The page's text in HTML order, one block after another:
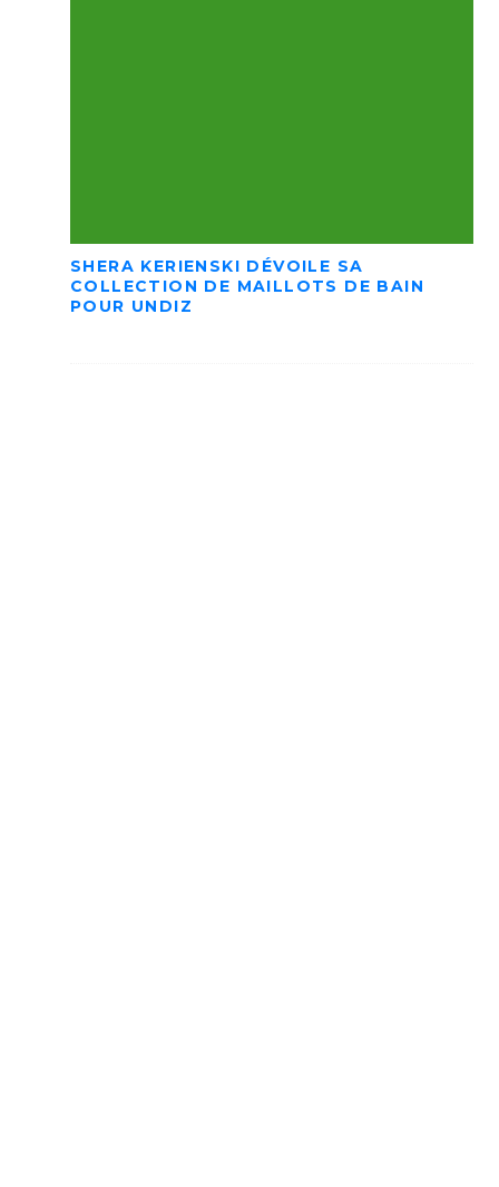
SHERA KERIENSKI DÉVOILE SA
COLLECTION DE MAILLOTS DE BAIN
POUR UNDIZ